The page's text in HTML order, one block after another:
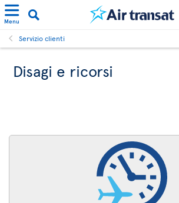
Menu
Servizio clienti
Disagi e ricorsi